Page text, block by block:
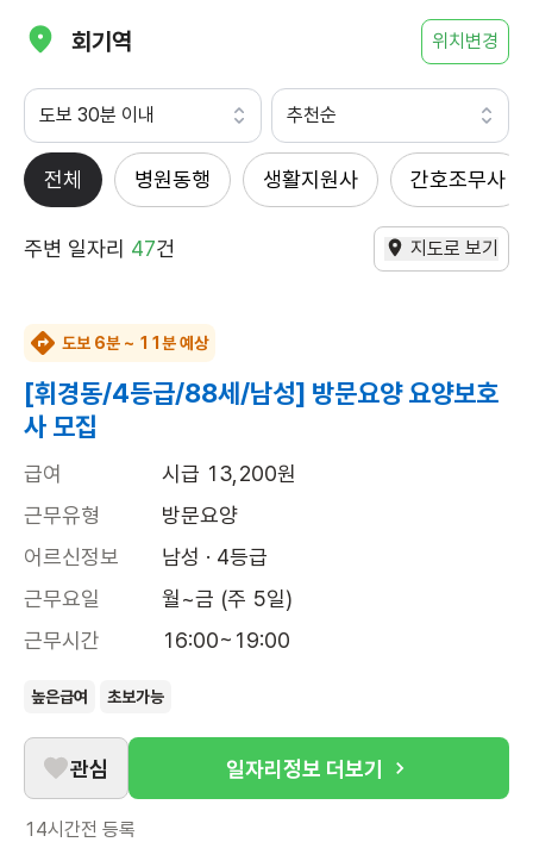
회기역 위치변경
도보 30분 이내 추천순
전체 병원동행 생활지원사 간호조무사
주변 일자리 47건 지도로 보기
도보 6분 ~ 11분 예상
[휘경동/4등급/88세/남성] 방문요양 요양보호
사 모집
급여
시급 13,200원
근무유형
방문요양
어르신정보
남성 · 4등급
근무요일
월~금 (주 5일)
근무시간
16:00~19:00
높은급여 초보가능
관심 일자리정보 더보기
14시간전 등록